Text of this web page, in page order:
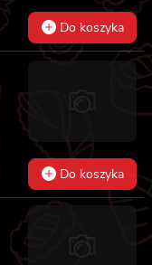
Do koszyka
Do koszyka